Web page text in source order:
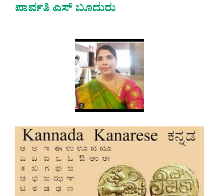
ಪಾರ್ವತಿ ಎಸ್ ಬೂದುರು